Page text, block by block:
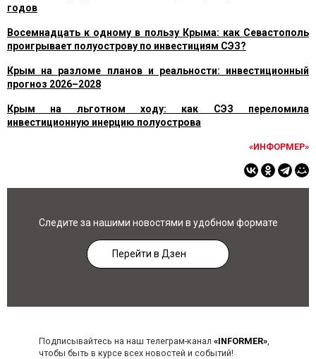
годов
Восемнадцать к одному в пользу Крыма: как Севастополь
проигрывает полуострову по инвестициям СЭЗ?
Крым на разломе планов и реальности: инвестиционный
прогноз 2026–2028
Крым на льготном ходу: как СЭЗ переломила
инвестиционную инерцию полуострова
«ИНФОРМЕР»
Следите за нашими новостями в удобном формате
Перейти в Дзен
Подписывайтесь на наш телеграм-канал «INFORMER»,
чтобы быть в курсе всех новостей и событий!